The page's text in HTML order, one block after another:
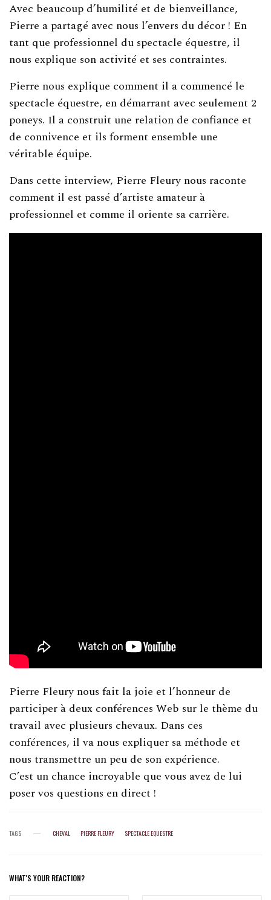
Avec beaucoup d’humilité et de bienveillance,
Pierre a partagé avec nous l’envers du décor ! En
tant que professionnel du spectacle équestre, il
nous explique son activité et ses contraintes.
Pierre nous explique comment il a commencé le
spectacle équestre, en démarrant avec seulement 2
poneys. Il a construit une relation de confiance et
de connivence et ils forment ensemble une
véritable équipe.
Dans cette interview, Pierre Fleury nous raconte
comment il est passé d’artiste amateur à
professionnel et comme il oriente sa carrière.
Pierre Fleury nous fait la joie et l’honneur de
participer à deux conférences Web sur le thème du
travail avec plusieurs chevaux. Dans ces
conférences, il va nous expliquer sa méthode et
nous transmettre un peu de son expérience.
C’est un chance incroyable que vous avez de lui
poser vos questions en direct !
TAGS CHEVAL PIERRE FLEURY SPECTACLE EQUESTRE
WHAT'S YOUR REACTION?